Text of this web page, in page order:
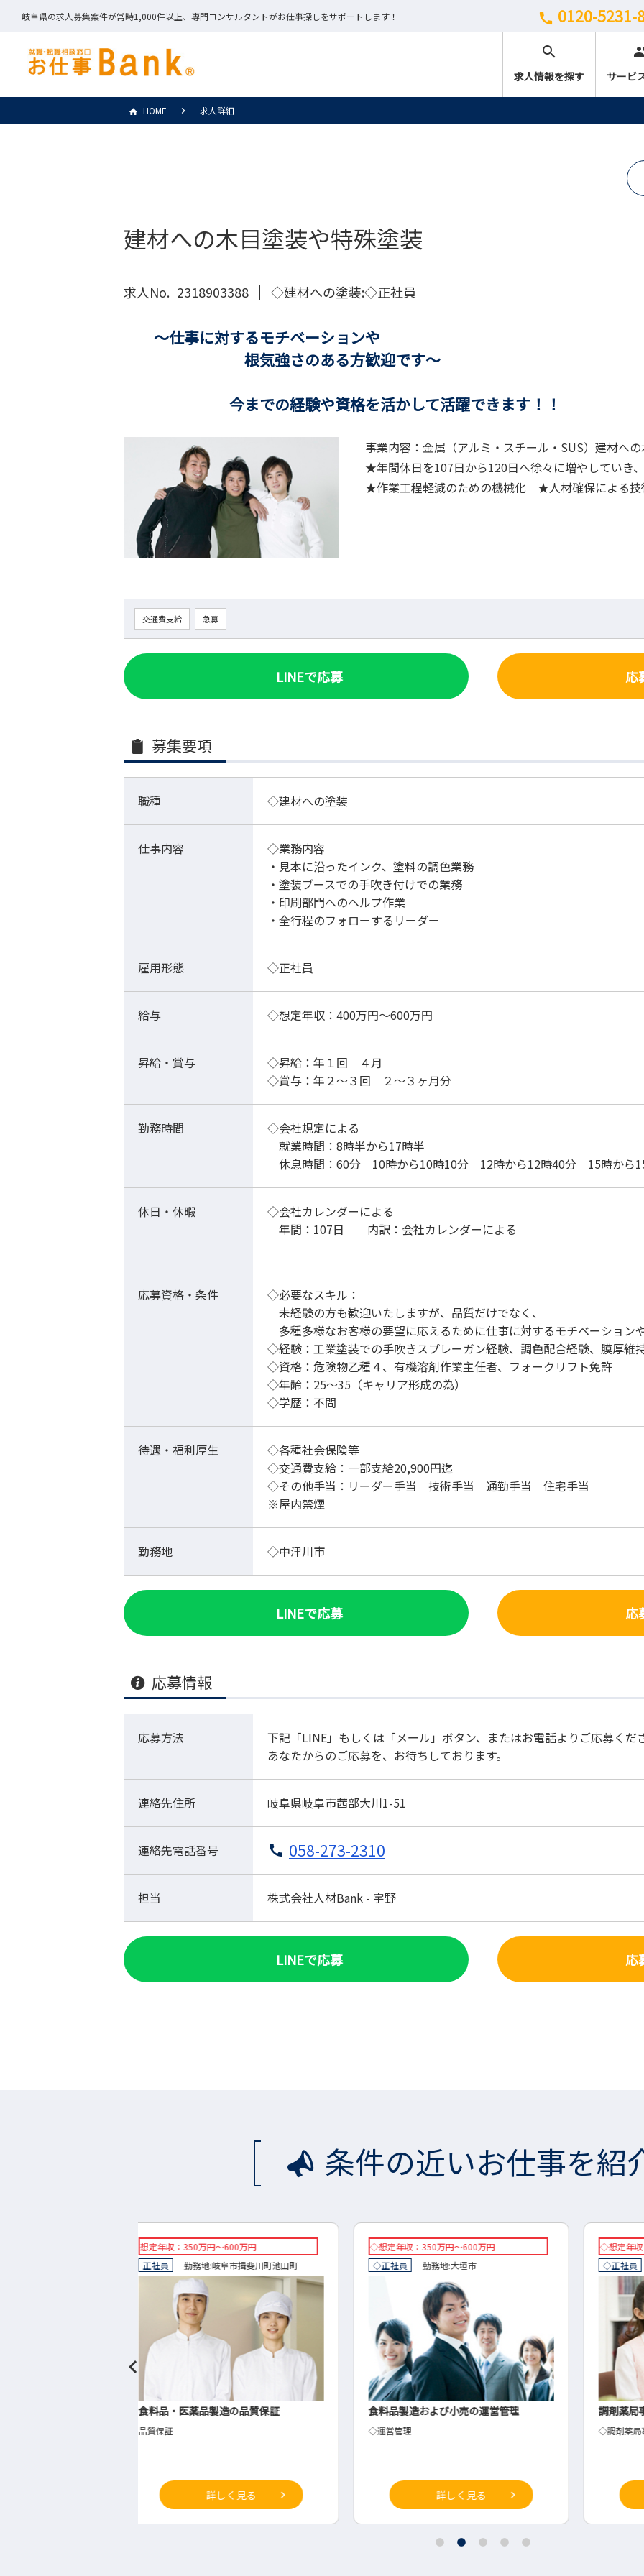
岐阜県の求人募集案件が常時1,000件以上、専門コンサルタントがお仕事探しをサポートします！ call 0120-5231-
search
求人情報を探す サービ
HOME 求人詳細
建材への木目塗装や特殊塗装
求人No. 2318903388 ◇建材への塗装:◇正社員
～仕事に対するモチベーションや
根気強さのある方歓迎です～
今までの経験や資格を活かして活躍できます！！
事業内容：金属（アルミ・スチール・SUS）建材へ
★年間休日を107日から120日へ徐々に増やしていき
★作業工程軽減のための機械化 ★人材確保による技
交通費支給 急募
LINEで応募 応
募集要項
職種 ◇建材への塗装
仕事内容
◇業務内容
・見本に沿ったインク、塗料の調色業務
・塗装ブースでの手吹き付けでの業務
・印刷部門へのヘルプ作業
・全行程のフォローするリーダー
雇用形態 ◇正社員
給与 ◇想定年収：400万円～600万円
昇給・賞与
◇昇給：年１回 ４月
◇賞与：年２～３回 ２～３ヶ月分
勤務時間
◇会社規定による
就業時間：8時半から17時半
休息時間：60分 10時から10時10分 12時から12時40分 15時から
休日・休暇
◇会社カレンダーによる
年間：107日 内訳：会社カレンダーによる
応募資格・条件
◇必要なスキル：
未経験の方も歓迎いたしますが、品質だけでなく、
多種多様なお客様の要望に応えるために仕事に対するモチベーション
◇経験：工業塗装での手吹きスプレーガン経験、調色配合経験、膜厚維
◇資格：危険物乙種４、有機溶剤作業主任者、フォークリフト免許
◇年齢：25～35（キャリア形成の為）
◇学歴：不問
待遇・福利厚生
◇各種社会保険等
◇交通費支給：一部支給20,900円迄
◇その他手当：リーダー手当 技術手当 通勤手当 住宅手当
※屋内禁煙
勤務地 ◇中津川市
LINEで応募 応
応募情報
応募方法
下記「LINE」もしくは「メール」ボタン、またはお電話よりご応募くだ
あなたからのご応募を、お待ちしております。
連絡先住所 岐阜県岐阜市茜部大川1-51
連絡先電話番号 058-273-2310
担当 株式会社人材Bank - 宇野
LINEで応募 応
条件の近いお仕事を紹
◇想定年収：350万円～600万円
◇正社員
勤務地:大垣市
食料品製造および小売の運営管理
◇運営管理
詳しく見る
◇想定年収：250万円～420万円
◇正社員
勤務地:岐阜市
調剤薬局事務
◇調剤薬局事務
詳しく見る
◇時
◇派遣
【山
の組